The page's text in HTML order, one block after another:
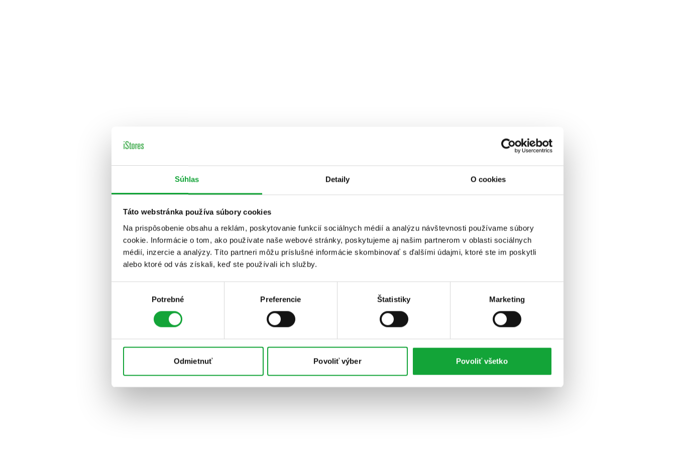
Súhlas Detaily O cookies
Táto webstránka používa súbory cookies
Na prispôsobenie obsahu a reklám, poskytovanie funkcií sociálnych médií a analýzu návštevnosti používame súbory
cookie. Informácie o tom, ako používate naše webové stránky, poskytujeme aj našim partnerom v oblasti sociálnych
médií, inzercie a analýzy. Títo partneri môžu príslušné informácie skombinovať s ďalšími údajmi, ktoré ste im poskytli
alebo ktoré od vás získali, keď ste používali ich služby.
Potrebné Preferencie Štatistiky Marketing
Odmietnuť Povoliť výber Povoliť všetko